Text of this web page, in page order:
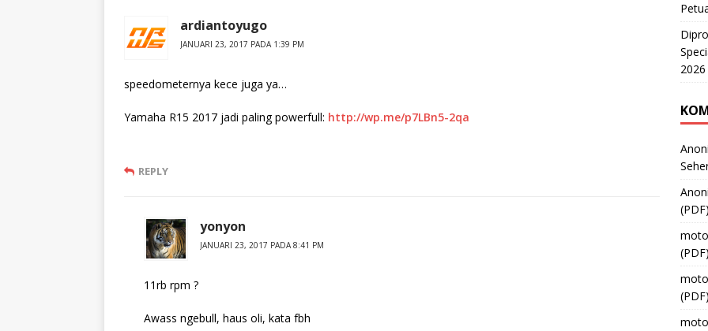
ardiantoyugo
JANUARI 23, 2017 PADA 1:39 PM
speedometernya kece juga ya…
Yamaha R15 2017 jadi paling powerfull: http://wp.me/p7LBn5-2qa
REPLY
yonyon
JANUARI 23, 2017 PADA 8:41 PM
11rb rpm ?
Awass ngebull, haus oli, kata fbh
2026